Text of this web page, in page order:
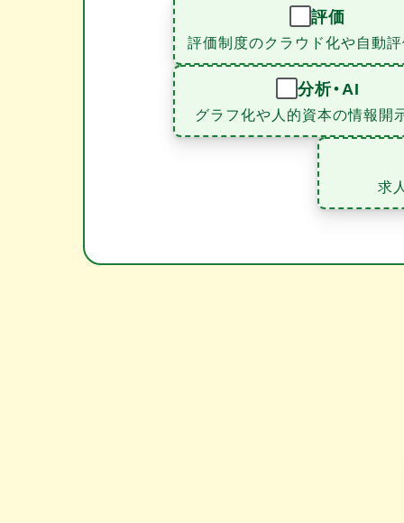
評価
評価制度のクラウド化や自動
分析・AI
グラフ化や人的資本の情報開
求